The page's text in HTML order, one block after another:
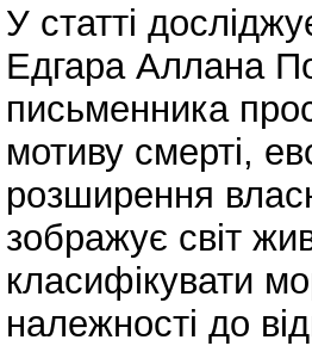
У статті
Едгара Аллана
письменника
мотиву смерті,
розширення
зображує світ
класифікувати
належності до